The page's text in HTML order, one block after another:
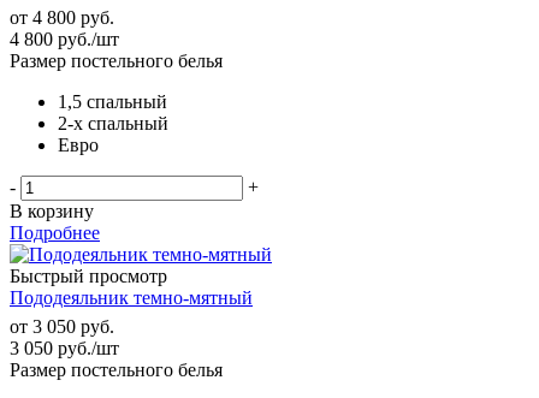
от 4 800 руб.
4 800 руб./шт
Размер постельного белья
1,5 спальный
2-х спальный
Евро
-
+
В корзину
Подробнее
Быстрый просмотр
Пододеяльник темно-мятный
от 3 050 руб.
3 050 руб./шт
Размер постельного белья